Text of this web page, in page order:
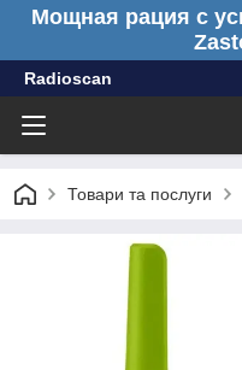
Мощная рация с
Radioscan
Товари та послуги